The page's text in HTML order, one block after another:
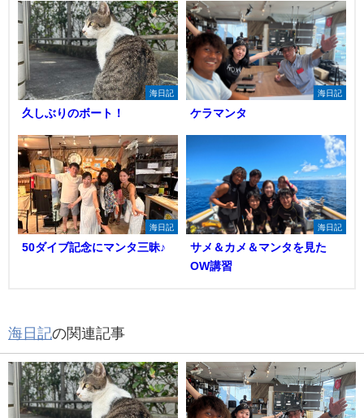
海日記
久しぶりのボート！
海日記
ケラマンタ
海日記
50ダイブ記念にマンタ三昧♪
海日記
サメ＆カメ＆マンタを見た
OW講習
海日記の関連記事